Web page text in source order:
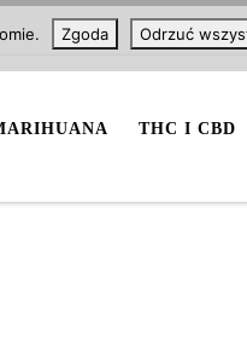
THC I CBD
Zgoda Odrzuć